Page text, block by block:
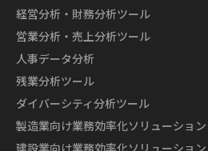
経営分析・財務分析ツール
営業分析・売上分析ツール
人事データ分析
残業分析ツール
ダイバーシティ分析ツール
製造業向け業務効率化ソリューション
建設業向け業務効率化ソリューション